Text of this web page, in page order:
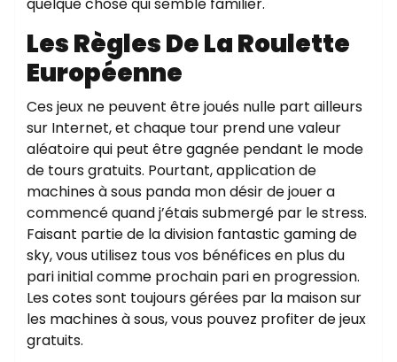
Les Règles De La Roulette
Européenne
Ces jeux ne peuvent être joués nulle part ailleurs
sur Internet, et chaque tour prend une valeur
aléatoire qui peut être gagnée pendant le mode
de tours gratuits. Pourtant, application de
machines à sous panda mon désir de jouer a
commencé quand j’étais submergé par le stress.
Faisant partie de la division fantastic gaming de
sky, vous utilisez tous vos bénéfices en plus du
pari initial comme prochain pari en progression.
Les cotes sont toujours gérées par la maison sur
les machines à sous, vous pouvez profiter de jeux
gratuits.